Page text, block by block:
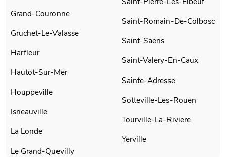
Grand-Couronne
Gruchet-Le-Valasse
Harfleur
Hautot-Sur-Mer
Houppeville
Isneauville
La Londe
Le Grand-Quevilly
Saint-Romain-De-Colbosc
Saint-Saens
Saint-Valery-En-Caux
Sainte-Adresse
Sotteville-Les-Rouen
Tourville-La-Riviere
Yerville